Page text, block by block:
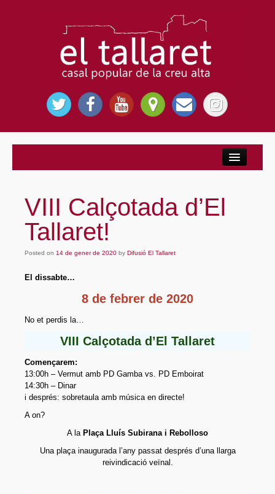
El Casal Popular
Per què El Tallaret?
Entitats
Sòcies i socis
Organització
Activitats
Parelles lingüístiques
Documents fundacionals
VIII Calçotada d’El
Tallaret!
Posted on 14 de gener de 2020 by Difusió El Tallaret
El dissabte…
8 de febrer de 2020
No et perdis la…
VIII Calçotada d’El Tallaret
Començarem:
13:00h – Vermut amb PD Gamba vs. PD Emboirat
14:30h – Dinar
i després: sobretaula amb música en directe!
A on?
A la Plaça Lluís Subirana i Rebolloso
Una plaça inaugurada l’any passat després d’una llarga
reivindicació veïnal.